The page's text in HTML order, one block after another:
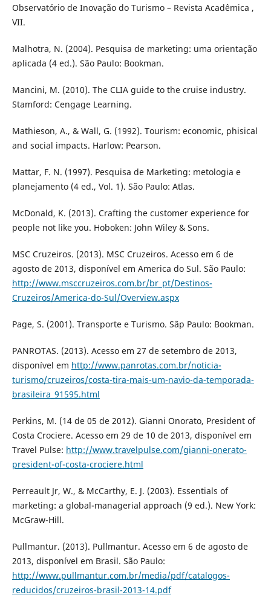
Observatório de Inovação do Turismo – Revista Acadêmica ,
VII.
Malhotra, N. (2004). Pesquisa de marketing: uma orientação
aplicada (4 ed.). São Paulo: Bookman.
Mancini, M. (2010). The CLIA guide to the cruise industry.
Stamford: Cengage Learning.
Mathieson, A., & Wall, G. (1992). Tourism: economic, phisical
and social impacts. Harlow: Pearson.
Mattar, F. N. (1997). Pesquisa de Marketing: metologia e
planejamento (4 ed., Vol. 1). São Paulo: Atlas.
McDonald, K. (2013). Crafting the customer experience for
people not like you. Hoboken: John Wiley & Sons.
MSC Cruzeiros. (2013). MSC Cruzeiros. Acesso em 6 de
agosto de 2013, disponível em America do Sul. São Paulo:
http://www.msccruzeiros.com.br/br_pt/Destinos-
Cruzeiros/America-do-Sul/Overview.aspx
Page, S. (2001). Transporte e Turismo. Sãp Paulo: Bookman.
PANROTAS. (2013). Acesso em 27 de setembro de 2013,
disponível em http://www.panrotas.com.br/noticia-
turismo/cruzeiros/costa-tira-mais-um-navio-da-temporada-
brasileira_91595.html
Perkins, M. (14 de 05 de 2012). Gianni Onorato, President of
Costa Crociere. Acesso em 29 de 10 de 2013, disponível em
Travel Pulse: http://www.travelpulse.com/gianni-onerato-
president-of-costa-crociere.html
Perreault Jr, W., & McCarthy, E. J. (2003). Essentials of
marketing: a global-managerial approach (9 ed.). New York:
McGraw-Hill.
Pullmantur. (2013). Pullmantur. Acesso em 6 de agosto de
2013, disponível em Brasil. São Paulo:
http://www.pullmantur.com.br/media/pdf/catalogos-
reducidos/cruzeiros-brasil-2013-14.pdf